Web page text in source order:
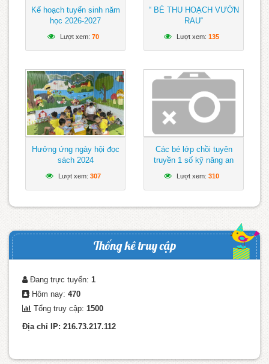
Kế hoạch tuyển sinh năm
học 2026-2027
Lượt xem: 70
“ BÉ THU HOẠCH VƯỜN
RAU“
Lượt xem: 135
Hưởng ứng ngày hội đọc
sách 2024
Lượt xem: 307
Các bé lớp chồi tuyên
truyền 1 số kỹ năng an
thông
Lượt xem: 310
Thống kê truy cập
Đang trực tuyến: 1
Hôm nay: 470
Tổng truy cập: 1500
Địa chỉ IP: 216.73.217.112